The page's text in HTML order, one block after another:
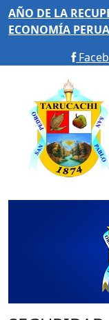
AÑO DE LA
ECONOMÍA